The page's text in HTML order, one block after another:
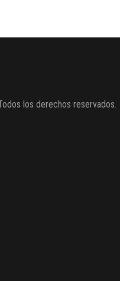
los derechos reservados.